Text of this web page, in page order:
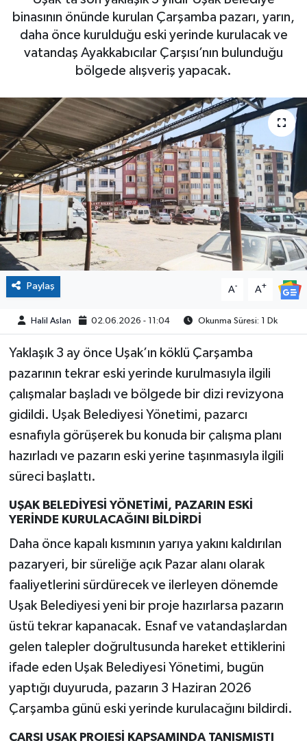
binasının önünde kurulan Çarşamba pazarı, yarın,
daha önce kurulduğu eski yerinde kurulacak ve
vatandaş Ayakkabıcılar Çarşısı’nın bulunduğu
bölgede alışveriş yapacak.
Paylaş A- A+
Halil Aslan 02.06.2026 - 11:04 Okunma Süresi: 1 Dk
Yaklaşık 3 ay önce Uşak’ın köklü Çarşamba
pazarının tekrar eski yerinde kurulmasıyla ilgili
çalışmalar başladı ve bölgede bir dizi revizyona
gidildi. Uşak Belediyesi Yönetimi, pazarcı
esnafıyla görüşerek bu konuda bir çalışma planı
hazırladı ve pazarın eski yerine taşınmasıyla ilgili
süreci başlattı.
UŞAK BELEDİYESİ YÖNETİMİ, PAZARIN ESKİ
YERİNDE KURULACAĞINI BİLDİRDİ
Daha önce kapalı kısmının yarıya yakını kaldırılan
pazaryeri, bir süreliğe açık Pazar alanı olarak
faaliyetlerini sürdürecek ve ilerleyen dönemde
Uşak Belediyesi yeni bir proje hazırlarsa pazarın
üstü tekrar kapanacak. Esnaf ve vatandaşlardan
gelen talepler doğrultusunda hareket ettiklerini
ifade eden Uşak Belediyesi Yönetimi, bugün
yaptığı duyuruda, pazarın 3 Haziran 2026
Çarşamba günü eski yerinde kurulacağını bildirdi.
ÇARŞI UŞAK PROJESİ KAPSAMINDA TANIŞMIŞTI